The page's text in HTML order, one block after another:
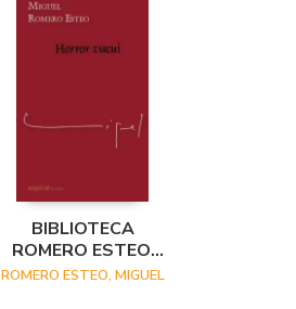
BIBLIOTECA
ROMERO ESTEO,
VOL. VI
ROMERO ESTEO, MIGUEL